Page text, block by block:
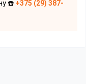
☎️ +375 (29) 387-